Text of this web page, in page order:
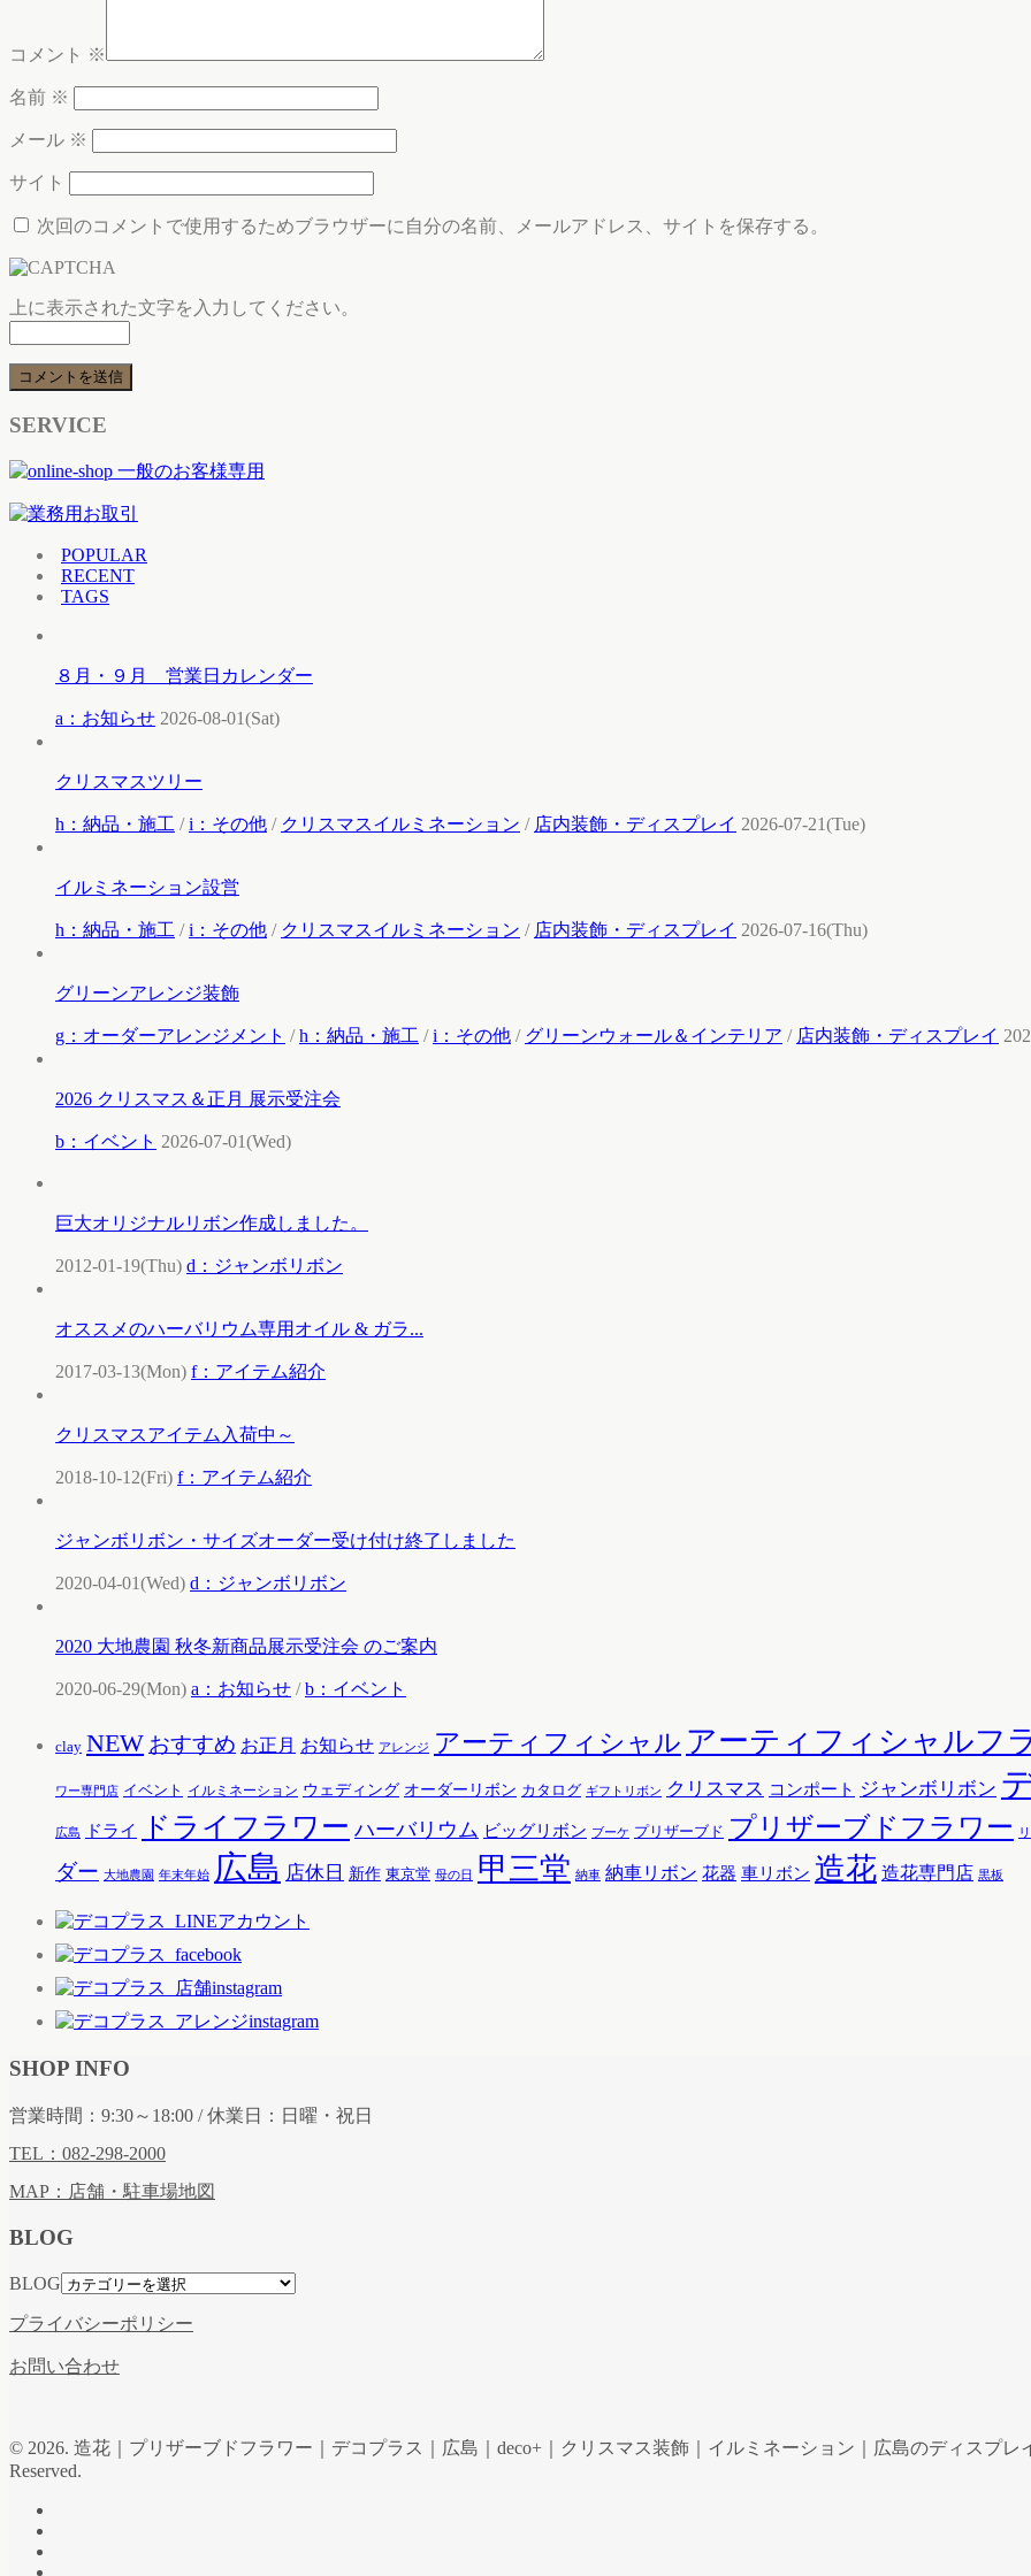
コメント ※
名前 ※
メール ※
サイト
次回のコメントで使用するためブラウザーに自分の名前、メールアドレス、サイトを保存する。
上に表示された文字を入力してください。
SERVICE
POPULAR
RECENT
TAGS
８月・９月 営業日カレンダー
a：お知らせ 2026-08-01(Sat)
クリスマスツリー
h：納品・施工 /i：その他 / クリスマスイルミネーション / 店内装飾・ディスプレイ 2026-07-21(Tue)
イルミネーション設営
h：納品・施工 /i：その他 / クリスマスイルミネーション / 店内装飾・ディスプレイ 2026-07-16(Thu)
グリーンアレンジ装飾
g：オーダーアレンジメント /h：納品・施工 /i：その他 / グリーンウォール＆インテリア / 店内装飾・ディスプレイ
2026 クリスマス＆正月 展示受注会
b：イベント 2026-07-01(Wed)
巨大オリジナルリボン作成しました。
2012-01-19(Thu) d：ジャンボリボン
オススメのハーバリウム専用オイル & ガラ...
2017-03-13(Mon) f：アイテム紹介
クリスマスアイテム入荷中～
2018-10-12(Fri) f：アイテム紹介
ジャンボリボン・サイズオーダー受け付け終了しました
2020-04-01(Wed) d：ジャンボリボン
2020 大地農園 秋冬新商品展示受注会 のご案内
2020-06-29(Mon) a：お知らせ /b：イベント
clay NEW おすすめ お正月 お知らせ アレンジ アーティフィシャル アーティフィシャルフ
ワー専門店 イベント イルミネーション ウェディング オーダーリボン カタログ ギフトリボン クリスマス コンポート ジャンボリボン
広島 ドライ ドライフラワー ハーバリウム ビッグリボン ブーケ プリザーブド プリザーブドフラワー
ダー 大地農園 年末年始 広島 店休日 新作 東京堂 母の日 甲三堂 納車 納車リボン 花器 車リボン 造花 造花専門店 黒板
SHOP INFO
営業時間：9:30～18:00 / 休業日：日曜・祝日
TEL：082-298-2000
MAP：店舗・駐車場地図
BLOG
BLOG
プライバシーポリシー
お問い合わせ
© 2026. 造花｜プリザーブドフラワー｜デコプラス｜広島｜deco+｜クリスマス装飾｜イルミネーション｜広島のディスプレ
Reserved.